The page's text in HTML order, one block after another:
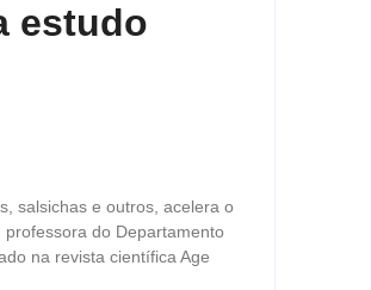
estudo
salsichas e outros, acelera o
do Departamento
na revista científica Age